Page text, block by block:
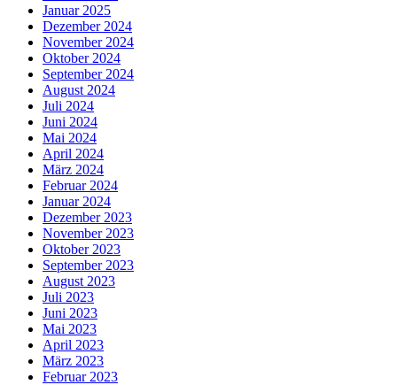
Januar 2025
Dezember 2024
November 2024
Oktober 2024
September 2024
August 2024
Juli 2024
Juni 2024
Mai 2024
April 2024
März 2024
Februar 2024
Januar 2024
Dezember 2023
November 2023
Oktober 2023
September 2023
August 2023
Juli 2023
Juni 2023
Mai 2023
April 2023
März 2023
Februar 2023